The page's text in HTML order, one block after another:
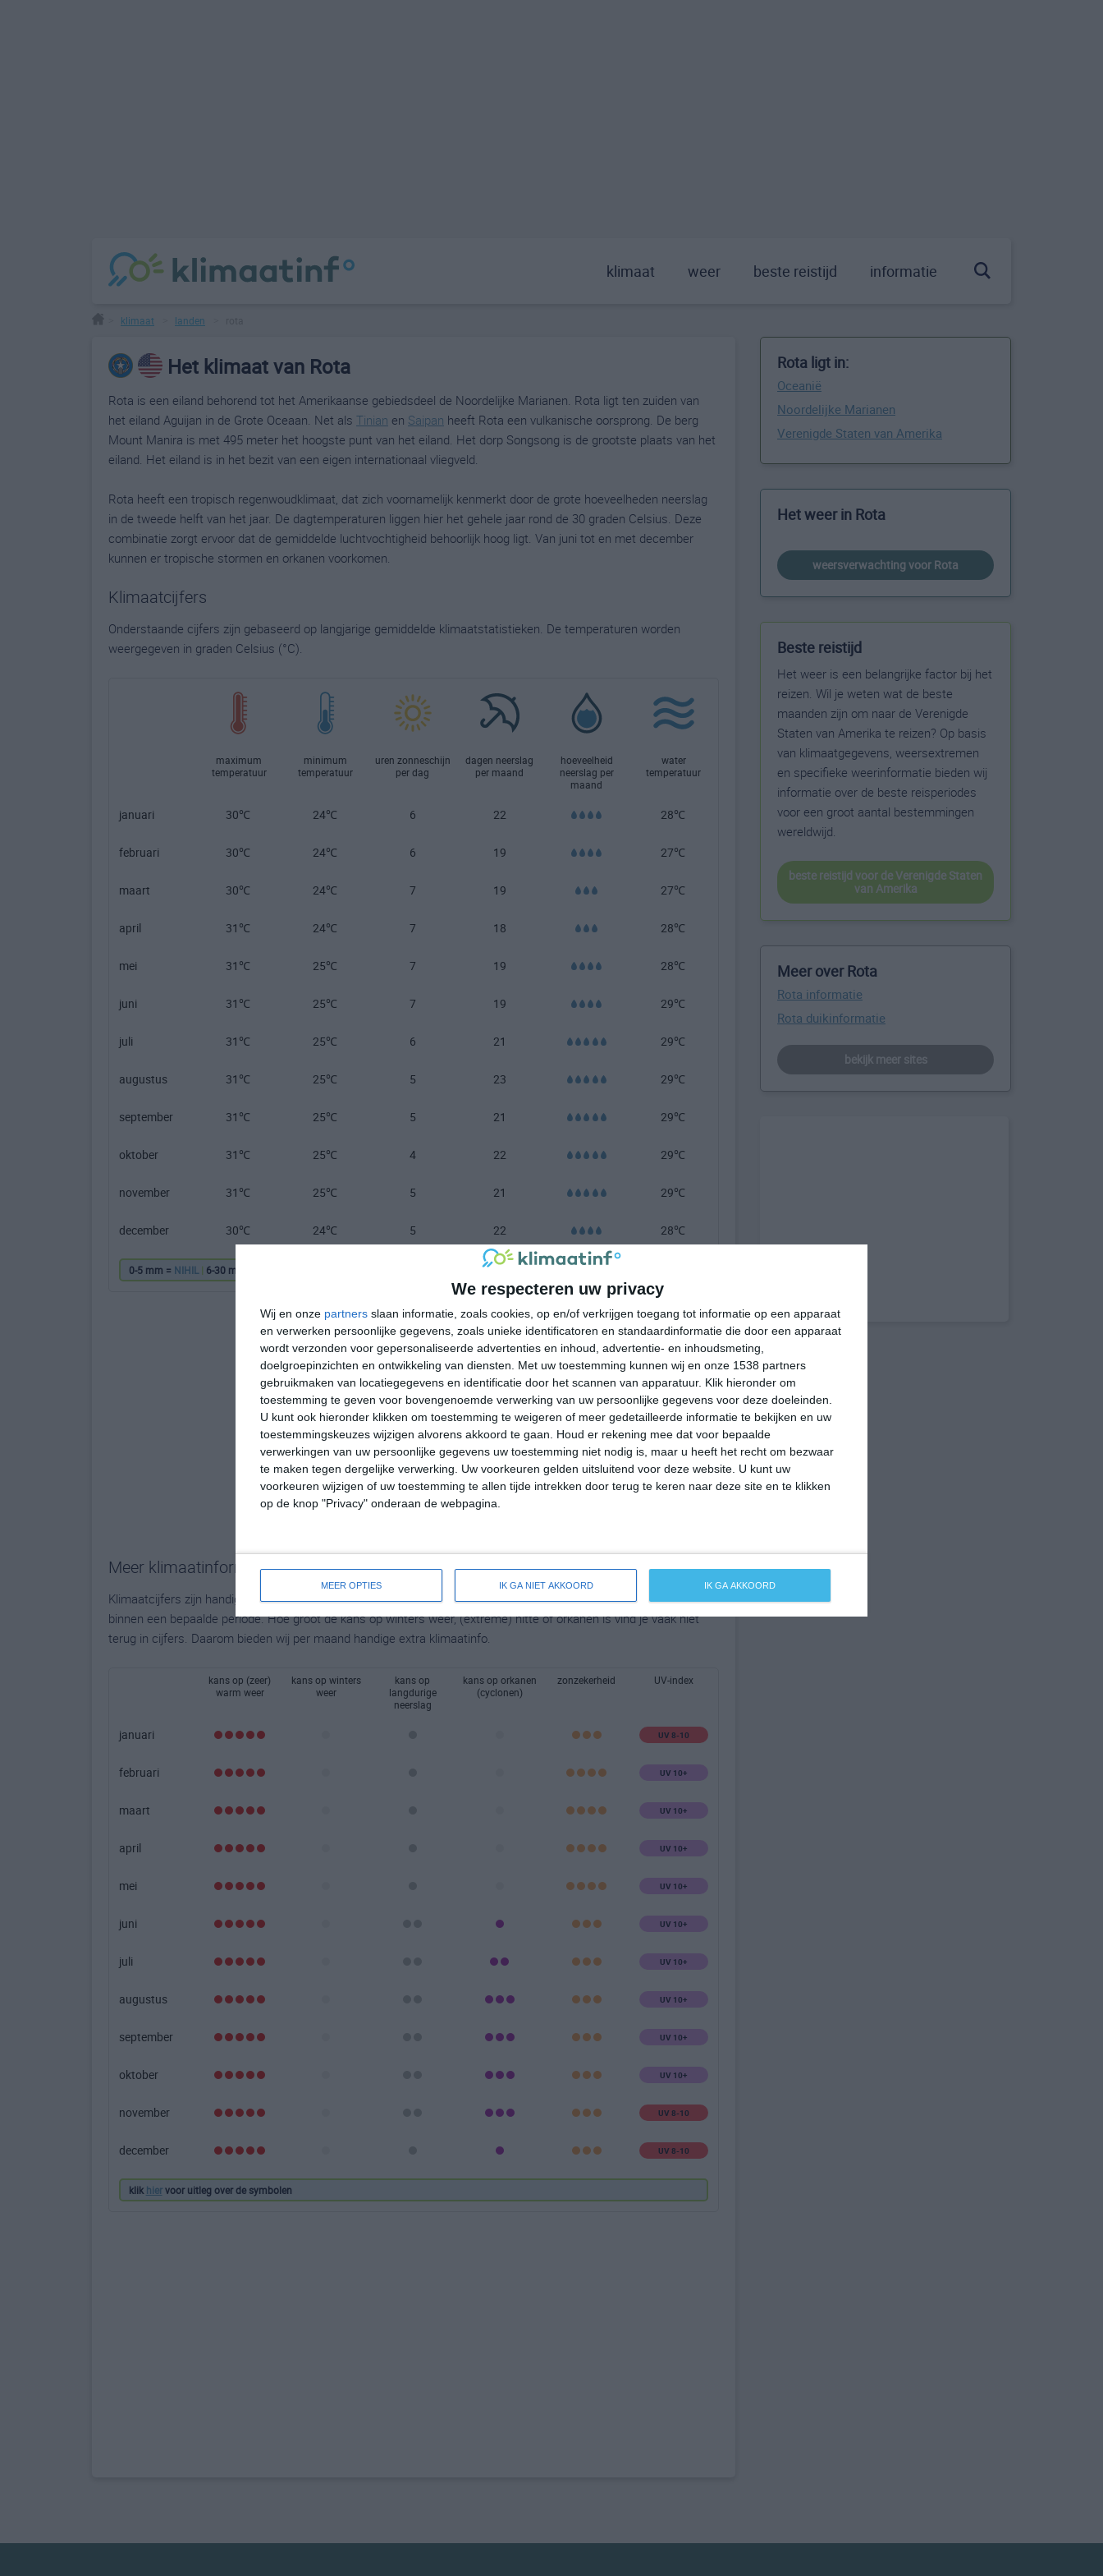
We respecteren uw privacy
Wij en onze partners slaan informatie, zoals cookies, op en/of verkrijgen toegang tot informatie op een apparaat
en verwerken persoonlijke gegevens, zoals unieke identificatoren en standaardinformatie die door een apparaat
wordt verzonden voor gepersonaliseerde advertenties en inhoud, advertentie- en inhoudsmeting,
doelgroepinzichten en ontwikkeling van diensten.
Met uw toestemming kunnen wij en onze 1538 partners
gebruikmaken van locatiegegevens en identificatie door het scannen van apparatuur. Klik hieronder om
toestemming te geven voor bovengenoemde verwerking van uw persoonlijke gegevens voor deze doeleinden.
U kunt ook hieronder klikken om toestemming te weigeren of meer gedetailleerde informatie te bekijken en uw
toestemmingskeuzes wijzigen alvorens akkoord te gaan.
Houd er rekening mee dat voor bepaalde
verwerkingen van uw persoonlijke gegevens uw toestemming niet nodig is, maar u heeft het recht om bezwaar
te maken tegen dergelijke verwerking. Uw voorkeuren gelden uitsluitend voor deze website. U kunt uw
voorkeuren wijzigen of uw toestemming te allen tijde intrekken door terug te keren naar deze site en te klikken
op de knop "Privacy" onderaan de webpagina.
MEER OPTIES IK GA NIET AKKOORD IK GA AKKOORD
klimaat weer beste reistijd informatie
klimaat landen
Het klimaat van Rota
Rota is een eiland behorend tot het Amerikaanse gebiedsdeel de Noordelijke Marianen. Rota ligt ten zuiden van
het eiland Aguijan in de Grote Oceaan. Net als Tinian en Saipan heeft Rota een vulkanische oorsprong. De berg
Mount Manira is met 495 meter het hoogste punt van het eiland. Het dorp Songsong is de grootste plaats van het
eiland. Het eiland is in het bezit van een eigen internationaal vliegveld.
Rota heeft een tropisch regenwoudklimaat, dat zich voornamelijk kenmerkt door de grote hoeveelheden neerslag
in de tweede helft van het jaar. De dagtemperaturen liggen hier het gehele jaar rond de 30 graden Celsius. Deze
combinatie zorgt ervoor dat de gemiddelde luchtvochtigheid behoorlijk hoog ligt. Van juni tot en met december
kunnen er tropische stormen en orkanen voorkomen.
Klimaatcijfers
Onderstaande cijfers zijn gebaseerd op langjarige gemiddelde klimaatstatistieken. De temperaturen worden
weergegeven in graden Celsius (°C).
maximum
temperatuur
minimum
temperatuur
uren zonneschijn
per dag
dagen neerslag
per maand
hoeveelheid
neerslag per
maand
water
temperatuur
januari 30℃ 24℃ 6 22 28℃
februari 30℃ 24℃ 6 19 27℃
maart 30℃ 24℃ 7 19 27℃
april 31℃ 24℃ 7 18 28℃
mei 31℃ 25℃ 7 19 28℃
juni 31℃ 25℃ 7 19 29℃
juli 31℃ 25℃ 6 21 29℃
augustus 31℃ 25℃ 5 23 29℃
september 31℃ 25℃ 5 21 29℃
oktober 31℃ 25℃ 4 22 29℃
november 31℃ 25℃ 5 21 29℃
december 30℃ 24℃ 5 22 28℃
0-5 mm = NIHIL | 6-30 mm = 101-200 mm =
Meer klimaatinformatie
Klimaatcijfers zijn handig, maar bieden geen totaalbeeld van het klimaat en de mogelijke weersomstandigheden
binnen een bepaalde periode. Hoe groot de kans op winters weer, (extreme) hitte of orkanen is vind je vaak niet
terug in cijfers. Daarom bieden wij per maand handige extra klimaatinfo.
kans op (zeer)
warm weer
kans op winters
weer
kans op
langdurige
neerslag
kans op orkanen
(cyclonen)
zonzekerheid UV-index
januari UV 8-10
februari UV 10+
maart UV 10+
april UV 10+
mei UV 10+
juni UV 10+
juli UV 10+
augustus UV 10+
september UV 10+
oktober UV 10+
november UV 8-10
december UV 8-10
klik hiervoor uitleg over de symbolen
Rota ligt in:
Oceanië
Noordelijke Marianen
Verenigde Staten van Amerika
Het weer in Rota
weersverwachting voor Rota
Beste reistijd
Het weer is een belangrijke factor bij het
reizen. Wil je weten wat de beste
maanden zijn om naar de Verenigde
Staten van Amerika te reizen? Op basis
van klimaatgegevens, weersextremen
en specifieke weerinformatie bieden wij
informatie over de beste reisperiodes
voor een groot aantal bestemmingen
wereldwijd.
beste reistijd voor de Verenigde Staten
van Amerika
Meer over Rota
Rota informatie
Rota duikinformatie
bekijk meer sites